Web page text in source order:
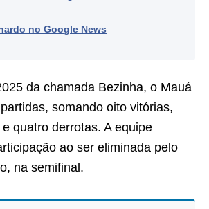
no Google News
da chamada Bezinha, o Mauá
somando oito vitórias,
quatro derrotas. A equipe
ao ser eliminada pelo
na semifinal.